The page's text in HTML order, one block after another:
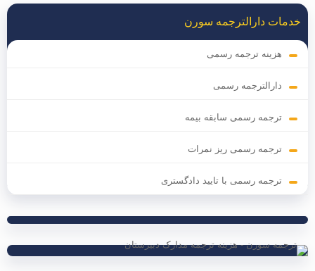
خدمات دارالترجمه سورن
هزینه ترجمه رسمی
دارالترجمه رسمی
ترجمه رسمی سابقه بیمه
ترجمه رسمی ریز نمرات
ترجمه رسمی با تایید دادگستری